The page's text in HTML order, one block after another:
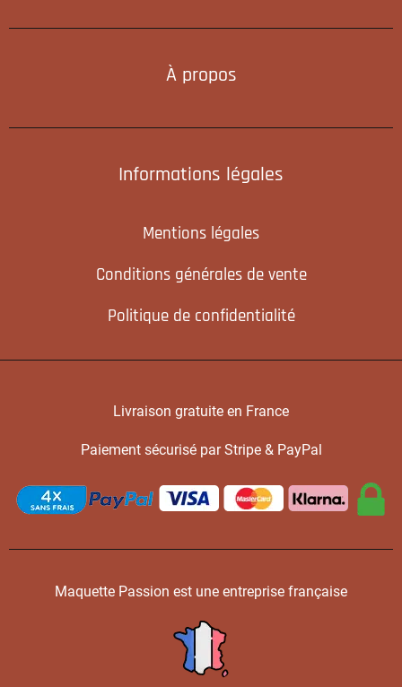
À propos
Informations légales
Mentions légales
Conditions générales de vente
Politique de confidentialité
Livraison gratuite en France
Paiement sécurisé par Stripe & PayPal
Maquette Passion est une entreprise française